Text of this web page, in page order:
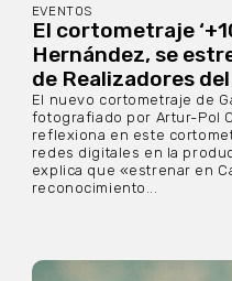
EVENTOS
El cortometraje
Hernández, se
de Realizadores
El nuevo cortometraje de
fotografiado por Artur-Pol
reflexiona en este
redes digitales en la
explica que «estrenar en
reconocimiento...